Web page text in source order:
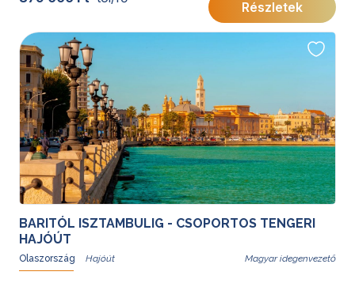
További érdekességekért Törökországról kattintson
ide.
Részletek
BARITÓL ISZTAMBULIG - CSOPORTOS TENGERI
HAJÓÚT
Olaszország Magyar idegenvezető